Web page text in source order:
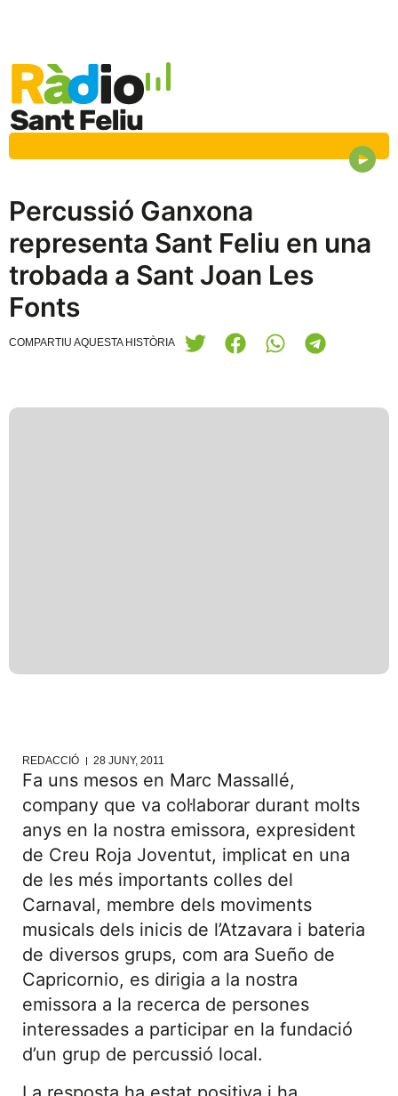
Percussió Ganxona
representa Sant Feliu en una
trobada a Sant Joan Les
Fonts
COMPARTIU AQUESTA HISTÒRIA
REDACCIÓ 28 JUNY, 2011
Fa uns mesos en Marc Massallé,
company que va col·laborar durant molts
anys en la nostra emissora, expresident
de Creu Roja Joventut, implicat en una
de les més importants colles del
Carnaval, membre dels moviments
musicals dels inicis de l’Atzavara i bateria
de diversos grups, com ara Sueño de
Capricornio, es dirigia a la nostra
emissora a la recerca de persones
interessades a participar en la fundació
d’un grup de percussió local.